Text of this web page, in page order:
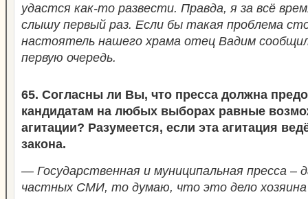
удастся как-то развести. Правда, я за всё
слышу первый раз. Если бы такая проблема
настоятель нашего храма отец Вадим
первую очередь.
65. Согласны ли Вы, что пресса должна
кандидатам на любых выборах равные
агитации? Разумеется, если эта агитация
закона.
— Государственная и муниципальная пресса –
частных СМИ, то думаю, что это дело хозяина